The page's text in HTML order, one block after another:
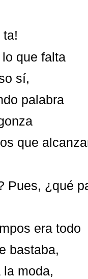
lo que falta
sí,
palabra
que
Pues, ¿qué
era todo
bastaba,
la moda,